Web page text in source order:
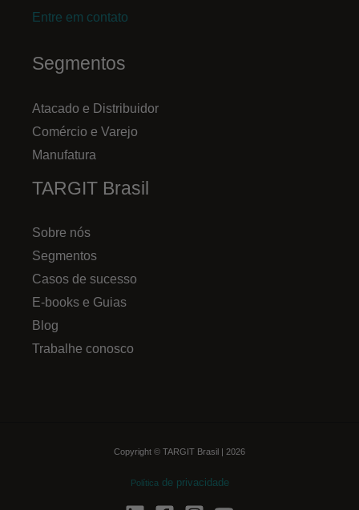
cruciais
seu
negócio
Entre em contato
Segmentos
Atacado e Distribuidor
Comércio e Varejo
Manufatura
TARGIT Brasil
Sobre nós
Segmentos
Casos de sucesso
E-books e Guias
Blog
Trabalhe conosco
Copyright © TARGIT Brasil | 2026
Políticade privacidade